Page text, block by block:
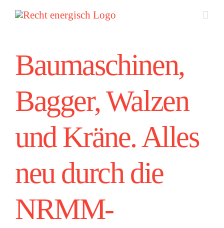
Zum
Inhalt
Baumaschinen,
Bagger, Walzen
und Kräne. Alles
neu durch die
NRMM-